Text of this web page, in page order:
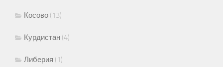
Косово (13)
Курдистан (4)
Либерия (1)